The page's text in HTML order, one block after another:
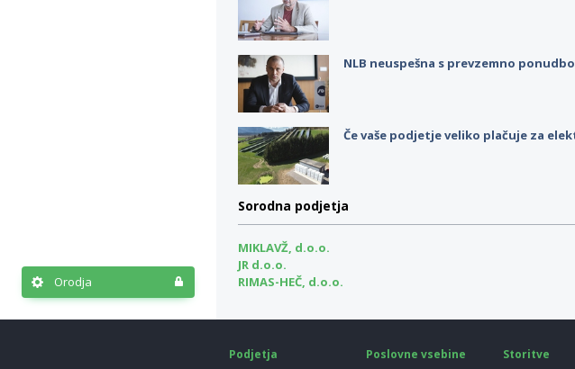
Orodja
NLB neuspešna s prevzemno
Če vaše podjetje veliko plačuje za
Sorodna podjetja
MIKLAVŽ, d.o.o.
JR d.o.o.
RIMAS-HEČ, d.o.o.
Podjetja
Poslovne vsebine
Storitve